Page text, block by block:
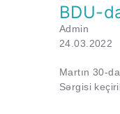
BDU-
Admin
24.03.2022
Martın 30-
Sərgisi